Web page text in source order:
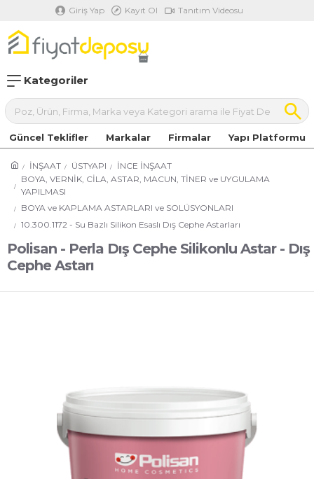
Giriş Yap Kayıt Ol Tanıtım Videosu
Kategoriler
Güncel Teklifler Markalar Firmalar Yapı Platformu
İNŞAAT ÜSTYAPI
İNCE İNŞAAT
BOYA, VERNİK, CİLA, ASTAR, MACUN, TİNER ve UYGULAMA
YAPILMASI
BOYA ve KAPLAMA ASTARLARI ve SOLÜSYONLARI
10.300.1172 - Su Bazlı Silikon Esaslı Dış Cephe Astarları
Polisan - Perla Dış Cephe Silikonlu Astar - Dış
Cephe Astarı